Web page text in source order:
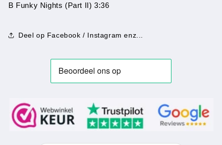
B Funky Nights (Part II) 3:36
Deel op Facebook / Instagram enz...